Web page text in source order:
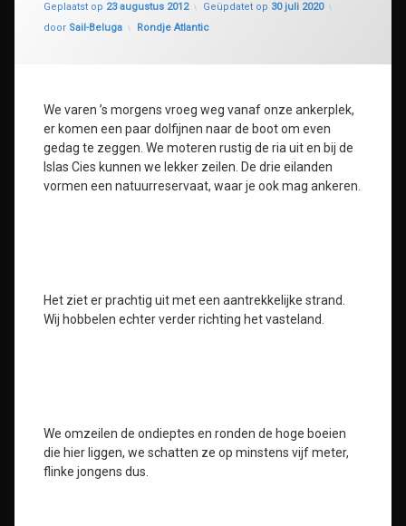
Geplaatst op 23 augustus 2012 Geüpdatet op 30 juli 2020
door Sail-Beluga Categorieën:
Rondje Atlantic
We varen ’s morgens vroeg weg vanaf onze ankerplek,
er komen een paar dolfijnen naar de boot om even
gedag te zeggen. We moteren rustig de ria uit en bij de
Islas Cies kunnen we lekker zeilen. De drie eilanden
vormen een natuurreservaat, waar je ook mag ankeren.
Het ziet er prachtig uit met een aantrekkelijke strand.
Wij hobbelen echter verder richting het vasteland.
We omzeilen de ondieptes en ronden de hoge boeien
die hier liggen, we schatten ze op minstens vijf meter,
flinke jongens dus.